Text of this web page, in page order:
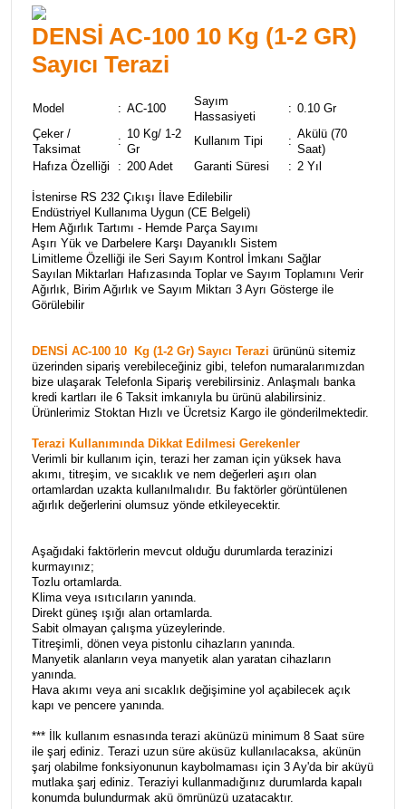
DENSİ AC-100 10 Kg (1-2 GR)
Sayıcı Terazi
Model : AC-100
Sayım
Hassasiyeti
: 0.10 Gr
Çeker /
Taksimat
:
10 Kg/ 1-2
Gr
Kullanım Tipi :
Akülü (70
Saat)
Hafıza Özelliği
: 200 Adet Garanti Süresi : 2 Yıl
İstenirse RS 232 Çıkışı İlave Edilebilir
Endüstriyel Kullanıma Uygun (CE Belgeli)
Hem Ağırlık Tartımı - Hemde Parça Sayımı
Aşırı Yük ve Darbelere Karşı Dayanıklı Sistem
Limitleme Özelliği ile Seri Sayım Kontrol İmkanı Sağlar
Sayılan Miktarları Hafızasında Toplar ve Sayım Toplamını Verir
Ağırlık, Birim Ağırlık ve Sayım Miktarı 3 Ayrı Gösterge ile
Görülebilir
DENSİ AC-100 10 Kg (1-2 Gr) Sayıcı Terazi ürününü sitemiz
üzerinden sipariş verebileceğiniz gibi, telefon numaralarımızdan
bize ulaşarak Telefonla Sipariş verebilirsiniz. Anlaşmalı banka
kredi kartları ile 6 Taksit imkanıyla bu ürünü alabilirsiniz.
Ürünlerimiz Stoktan Hızlı ve Ücretsiz Kargo ile gönderilmektedir.
Terazi Kullanımında Dikkat Edilmesi Gerekenler
Verimli bir kullanım için, terazi her zaman için yüksek hava
akımı, titreşim, ve sıcaklık ve nem değerleri aşırı olan
ortamlardan uzakta kullanılmalıdır. Bu faktörler görüntülenen
ağırlık değerlerini olumsuz yönde etkileyecektir.
Aşağıdaki faktörlerin mevcut olduğu durumlarda terazinizi
kurmayınız;
Tozlu ortamlarda.
Klima veya ısıtıcıların yanında.
Direkt güneş ışığı alan ortamlarda.
Sabit olmayan çalışma yüzeylerinde.
Titreşimli, dönen veya pistonlu cihazların yanında.
Manyetik alanların veya manyetik alan yaratan cihazların
yanında.
Hava akımı veya ani sıcaklık değişimine yol açabilecek açık
kapı ve pencere yanında.
*** İlk kullanım esnasında terazi akünüzü minimum 8 Saat süre
ile şarj ediniz. Terazi uzun süre aküsüz kullanılacaksa, akünün
şarj olabilme fonksiyonunun kaybolmaması için 3 Ay'da bir aküyü
mutlaka şarj ediniz. Teraziyi kullanmadığınız durumlarda kapalı
konumda bulundurmak akü ömrünüzü uzatacaktır.